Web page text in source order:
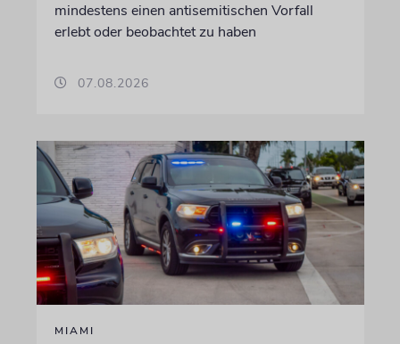
mindestens einen antisemitischen Vorfall
erlebt oder beobachtet zu haben
07.08.2026
MIAMI